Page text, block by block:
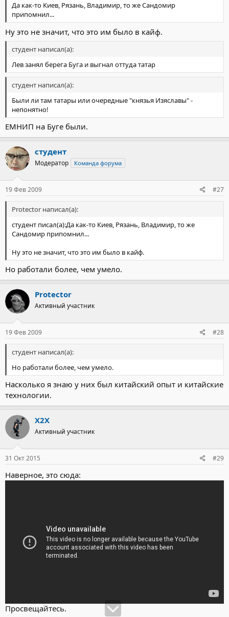
Да как-то Киев, Рязань, Владимир, то же Сандомир
припомнил...
Ну это не значит, что это им было в кайф.
студент написал(а):
Лев занял берега Буга и выгнал оттуда татар
студент написал(а):
Были ли там татары или очередные "князья Изяславы" -
непонятно!
ЕМНИП на Буге были.
студент
Модератор Команда форума
19 Фев 2009 #27
Protector написал(а):
студент писал(а):Да как-то Киев, Рязань, Владимир, то же
Сандомир припомнил...
Ну это не значит, что это им было в кайф.
Но работали более, чем умело.
Protector
Активный участник
19 Фев 2009 #28
студент написал(а):
Но работали более, чем умело.
Насколько я знаю у них был китайский опыт и китайские
технологии.
X2X
Активный участник
31 Окт 2015 #29
Наверное, это сюда:
Просвещайтесь.